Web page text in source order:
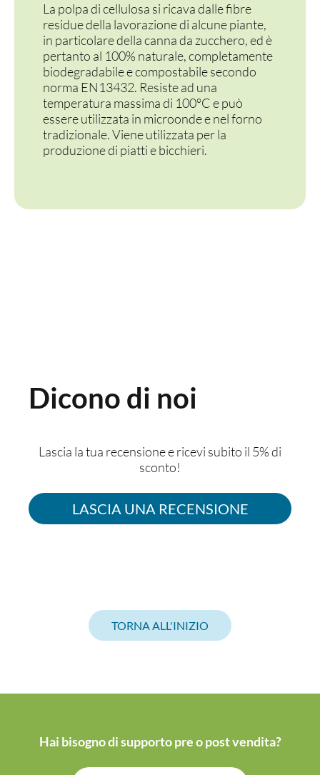
La polpa di cellulosa si ricava dalle fibre
residue della lavorazione di alcune piante,
in particolare della canna da zucchero, ed è
pertanto al 100% naturale, completamente
biodegradabile e compostabile secondo
norma EN13432. Resiste ad una
temperatura massima di 100°C e può
essere utilizzata in microonde e nel forno
tradizionale. Viene utilizzata per la
produzione di piatti e bicchieri.
Dicono di noi
Lascia la tua recensione e ricevi subito il 5% di
sconto!
LASCIA UNA RECENSIONE
TORNA ALL'INIZIO
Hai bisogno di supporto pre o post vendita?